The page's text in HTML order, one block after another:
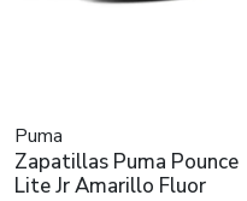
Puma
Zapatillas Puma Pounce
Lite Jr Amarillo Fluor